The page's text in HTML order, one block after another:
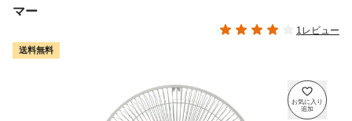
マー
1レビュー
送料無料